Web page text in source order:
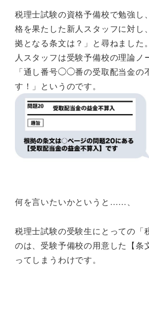
税理士試験の資格予備校で勉強し
格を果たした新人スタッフに対し
拠となる条文は？」と尋ねました
人スタッフは受験予備校の理論ノ
「通し番号◯◯番の受取配当金の
す！」というのです。
何を言いたいかというと……、
税理士試験の受験生にとっての「
のは、受験予備校の用意した【条
ってしまうわけです。